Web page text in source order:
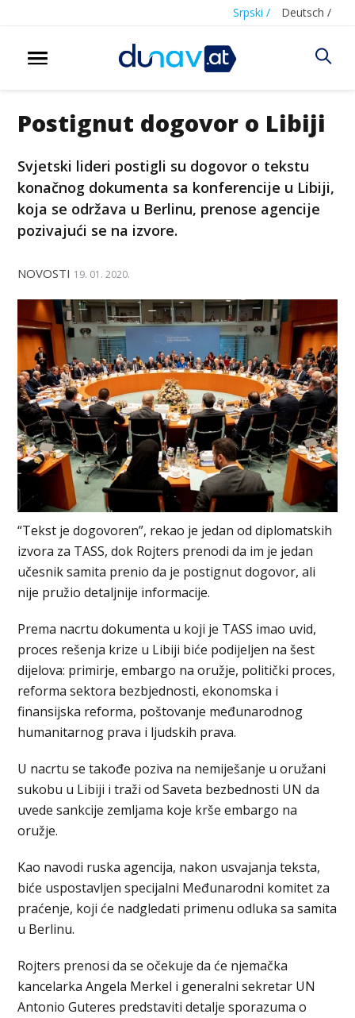
Srpski / Deutsch /
Postignut dogovor o Libiji
Svjetski lideri postigli su dogovor o tekstu
konačnog dokumenta sa konferencije u Libiji,
koja se održava u Berlinu, prenose agencije
pozivajući se na izvore.
NOVOSTI 19. 01. 2020.
“Tekst je dogovoren”, rekao je jedan od diplomatskih
izvora za TASS, dok Rojters prenodi da im je jedan
učesnik samita prenio da je postignut dogovor, ali
nije pružio detaljnije informacije.
Prema nacrtu dokumenta u koji je TASS imao uvid,
proces rešenja krize u Libiji biće podijeljen na šest
dijelova: primirje, embargo na oružje, politički proces,
reforma sektora bezbjednosti, ekonomska i
finansijska reforma, poštovanje međunarodnog
humanitarnog prava i ljudskih prava.
U nacrtu se takođe poziva na nemiješanje u oružani
sukobu u Libiji i traži od Saveta bezbednosti UN da
uvede sankcije zemljama koje krše embargo na
oružje.
Kao navodi ruska agencija, nakon usvajanja teksta,
biće uspostavljen specijalni Međunarodni komitet za
praćenje, koji će nadgledati primenu odluka sa samita
u Berlinu.
Rojters prenosi da se očekuje da će njemačka
kancelarka Angela Merkel i generalni sekretar UN
Antonio Guteres predstaviti detalje sporazuma o